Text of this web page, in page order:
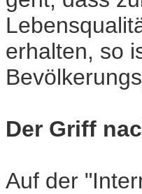
erhalten, so
Der Griff
Auf der